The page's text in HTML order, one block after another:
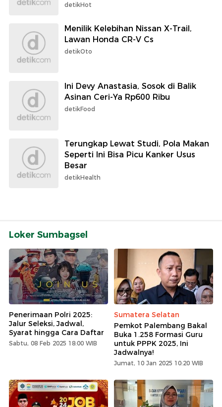
detikHot
Menilik Kelebihan Nissan X-Trail,
Lawan Honda CR-V Cs
detikOto
Ini Devy Anastasia, Sosok di Balik
Asinan Ceri-Ya Rp600 Ribu
detikFood
Terungkap Lewat Studi, Pola Makan
Seperti Ini Bisa Picu Kanker Usus
Besar
detikHealth
Loker Sumbagsel
Penerimaan Polri 2025:
Jalur Seleksi, Jadwal,
Syarat hingga Cara Daftar
Sabtu, 08 Feb 2025 18:00 WIB
Sumatera Selatan
Pemkot Palembang Bakal
Buka 1.258 Formasi Guru
untuk PPPK 2025, Ini
Jadwalnya!
Jumat, 10 Jan 2025 10:20 WIB